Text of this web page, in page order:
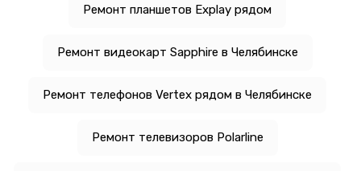
Ремонт планшетов Explay рядом
Ремонт видеокарт Sapphire в Челябинске
Ремонт телефонов Vertex рядом в Челябинске
Ремонт телевизоров Polarline